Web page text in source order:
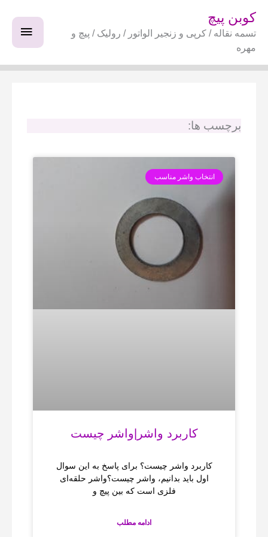
کوبن پیچ
تسمه نقاله / کرپی و زنجیر الواتور / رولیک / پیچ و
مهره
برچسب ها:
انتخاب واشر مناسب
کاربرد واشر|واشر چیست
کاربرد واشر چیست؟ برای پاسخ به این سوال
اول باید بدانیم، واشر چیست؟واشر حلقه‌ای
فلزی است که بین پیچ و
ادامه مطلب